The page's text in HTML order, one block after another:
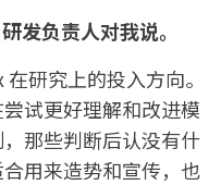
发负责人对我说。
研究上的投入方向。
试更好理解和改进模
那些判断后认没有什
用来造势和宣传，也